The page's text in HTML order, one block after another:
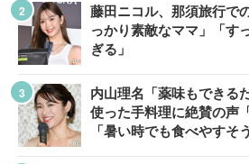
藤田ニコル、那須旅行で
っかり素敵なママ」「す
ぎる」
内山理名「薬味もできる
使った手料理に絶賛の声
「暑い時でも食べやすそ